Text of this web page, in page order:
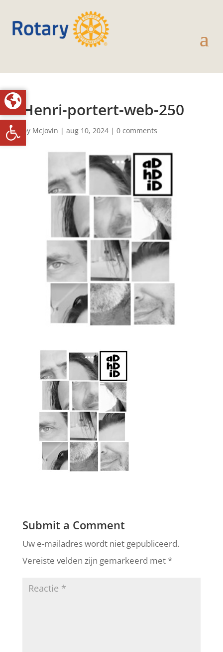
Toolbar openen
Henri-portert-web-250
by Mcjovin | aug 10, 2024| 0 comments
Submit a Comment
Uw e-mailadres wordt niet gepubliceerd.
Vereiste velden zijn gemarkeerd met*